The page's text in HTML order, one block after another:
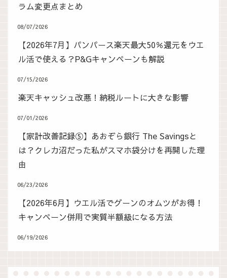
ラム変更点まとめ
08/07/2026
【2026年7月】パンパース楽天最大50％還元をウエ
ル活で使える？P&Gキャンペーンも解説
07/15/2026
楽天キャッシュ改悪！納税ルートに大きな影響
07/01/2026
【家計改善記録⑤】あおぞら銀行 The Savingsと
は？クレカ沼だった私がスマホ袋分けを再開した理
由
06/23/2026
【2026年6月】ウエル活でグーンのオムツがお得！
キャンペーン併用で実質半額級になる方法
06/19/2026